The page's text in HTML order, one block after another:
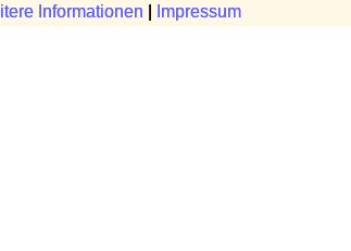
Informationen Impressum
Informationen Impressum